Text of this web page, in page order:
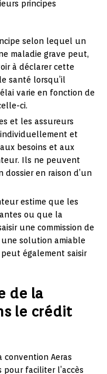
principes
selon lequel un
maladie grave peut,
à déclarer cette
santé lorsqu’il
varie en fonction de
ci.
et les assureurs
et
besoins et aux
Ils ne peuvent
en raison d’un
estime que les
ou que la
une commission de
solution amiable
peut également saisir
de la
le crédit
convention Aeras
faciliter l’accès